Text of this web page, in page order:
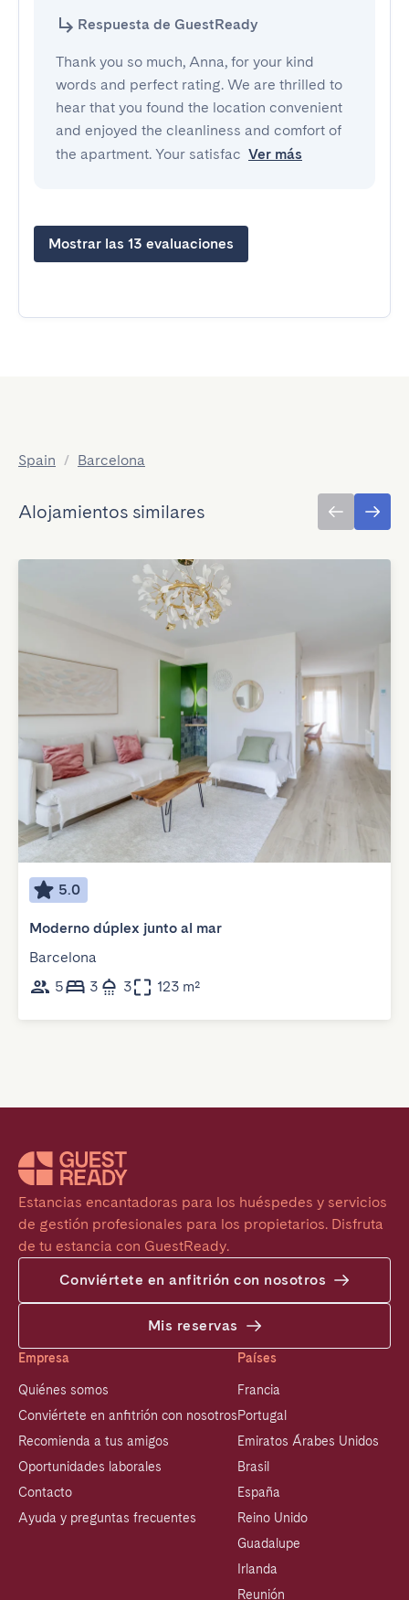
Respuesta de GuestReady
Thank you so much, Anna, for your kind
words and perfect rating. We are thrilled to
hear that you found the location convenient
and enjoyed the cleanliness and comfort of
the apartment. Your satisfac Ver más
Mostrar las 13 evaluaciones
Spain / Barcelona
Alojamientos similares
5.0
Moderno dúplex junto al mar
Barcelona
5
3 3 123 m²
Estancias encantadoras para los huéspedes y servicios
de gestión profesionales para los propietarios. Disfruta
de tu estancia con GuestReady.
Conviértete en anfitrión con nosotros
Mis reservas
Empresa
Quiénes somos
Conviértete en anfitrión con nosotros
Recomienda a tus amigos
Oportunidades laborales
Contacto
Ayuda y preguntas frecuentes
Países
Francia
Portugal
Emiratos Árabes Unidos
Brasil
España
Reino Unido
Guadalupe
Irlanda
Reunión